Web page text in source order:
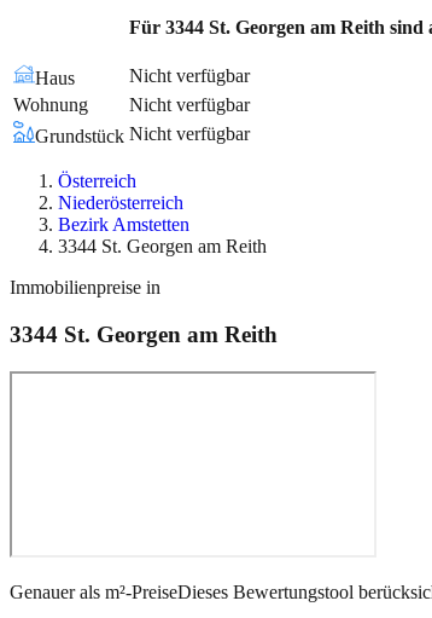
Für 3344 St. Georgen am Reith
Haus
Nicht verfügbar
Wohnung
Nicht verfügbar
Grundstück Nicht verfügbar
Österreich
Niederösterreich
Bezirk Amstetten
3344 St. Georgen am Reith
Immobilienpreise in
3344 St. Georgen am Reith
Genauer als m²-PreiseDieses Bewertungstool